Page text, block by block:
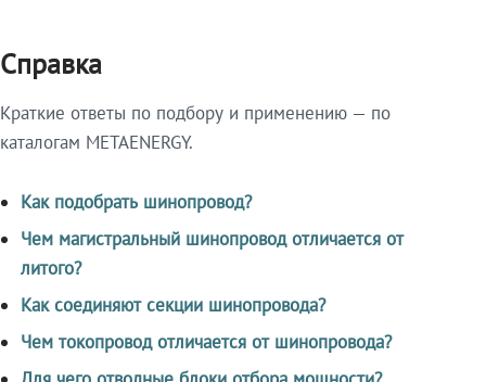
Справка
Краткие ответы по подбору и применению — по
каталогам METAENERGY.
Как подобрать шинопровод?
Чем магистральный шинопровод отличается от
литого?
Как соединяют секции шинопровода?
Чем токопровод отличается от шинопровода?